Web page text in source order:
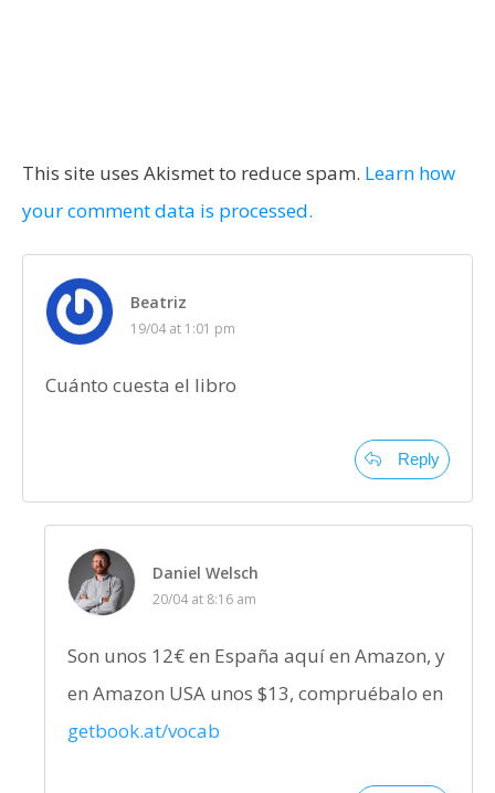
This site uses Akismet to reduce spam. Learn how
your comment data is processed.
Beatriz
19/04 at 1:01 pm
Cuánto cuesta el libro
Reply
Daniel Welsch
20/04 at 8:16 am
Son unos 12€ en España aquí en Amazon, y
en Amazon USA unos $13, compruébalo en
getbook.at/vocab